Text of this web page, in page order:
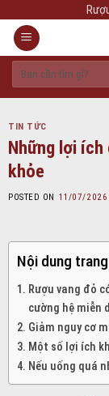
content
kiếm:
TIN TỨC
Những lợi
khỏe
POSTED ON 11/07/2026
Nội dung trang
Rượu vang đỏ
cường hệ miễn
Giảm nguy cơ
Một số lợi ích
Nếu uống quá